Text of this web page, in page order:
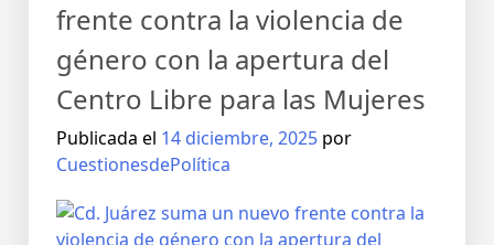
frente contra la violencia de
género con la apertura del
Centro Libre para las Mujeres
Publicada el 14 diciembre, 2025 por
CuestionesdePolítica